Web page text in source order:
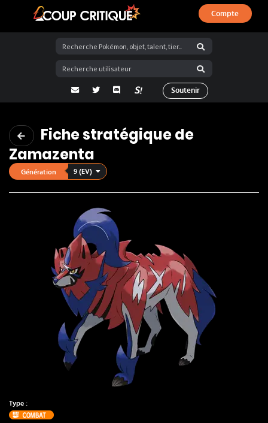
Coup Critique
Compte
adresse email
Twitter Discord La Salty Room sur Pokémon
Soutenir
Fiche stratégique de
Zamazenta
Génération 9 (EV)
Type :
Combat